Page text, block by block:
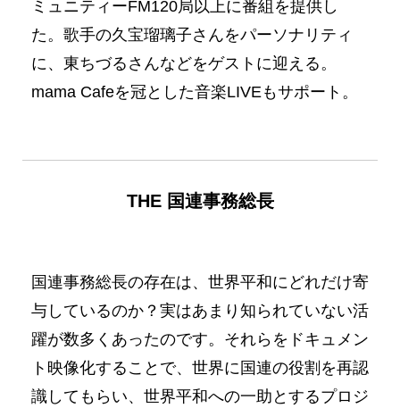
ミュニティーFM120局以上に番組を提供し
た。歌手の久宝瑠璃子さんをパーソナリティ
に、東ちづるさんなどをゲストに迎える。
mama Cafeを冠とした音楽LIVEもサポート。
THE 国連事務総長
国連事務総長の存在は、世界平和にどれだけ寄
与しているのか？実はあまり知られていない活
躍が数多くあったのです。それらをドキュメン
ト映像化することで、世界に国連の役割を再認
識してもらい、世界平和への一助とするプロジ